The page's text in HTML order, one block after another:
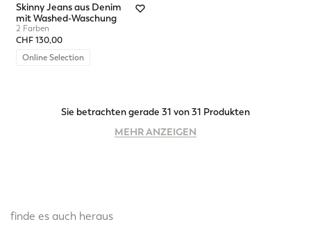
Skinny Jeans aus Denim
mit Washed-Waschung
2 Farben
CHF 130,00
Online Selection
Sie betrachten gerade 31 von 31 Produkten
MEHR ANZEIGEN
finde es auch heraus